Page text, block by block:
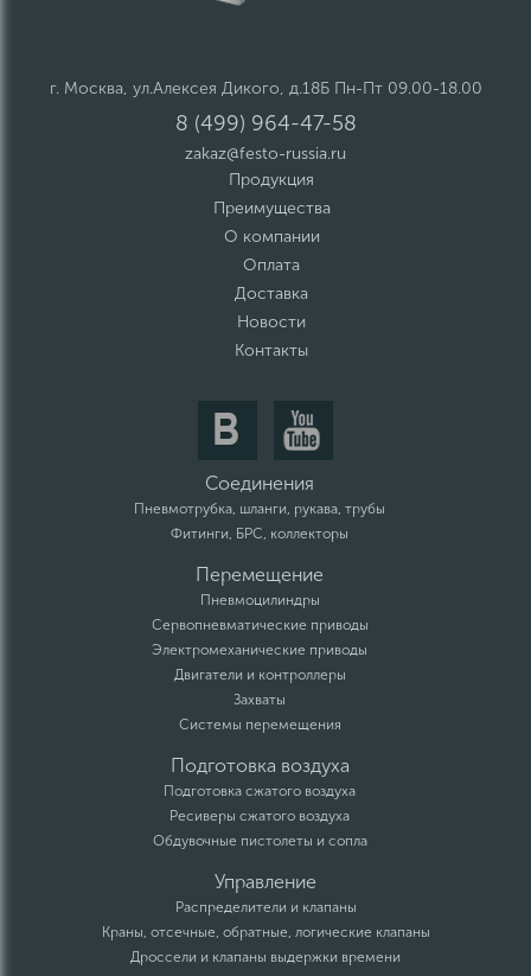
г. Москва, ул.Алексея Дикого, д.18Б Пн-Пт 09.00-18.00
8 (499) 964-47-58
zakaz@festo-russia.ru
Продукция
Преимущества
О компании
Оплата
Доставка
Новости
Контакты
Соединения
Пневмотрубка, шланги, рукава, трубы
Фитинги, БРС, коллекторы
Перемещение
Пневмоцилиндры
Сервопневматические приводы
Электромеханические приводы
Двигатели и контроллеры
Захваты
Системы перемещения
Подготовка воздуха
Подготовка сжатого воздуха
Ресиверы сжатого воздуха
Обдувочные пистолеты и сопла
Управление
Распределители и клапаны
Краны, отсечные, обратные, логические клапаны
Дроссели и клапаны выдержки времени